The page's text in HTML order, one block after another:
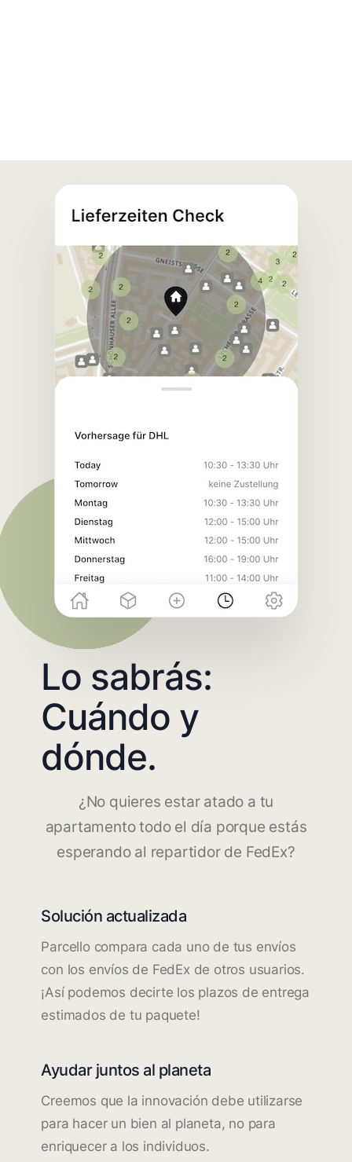
Lo sabrás:
Cuándo y
dónde.
¿No quieres estar atado a tu
apartamento todo el día porque estás
esperando al repartidor de FedEx?
Solución actualizada
Parcello compara cada uno de tus envíos
con los envíos de FedEx de otros usuarios.
¡Así podemos decirte los plazos de entrega
estimados de tu paquete!
Ayudar juntos al planeta
Creemos que la innovación debe utilizarse
para hacer un bien al planeta, no para
enriquecer a los individuos.